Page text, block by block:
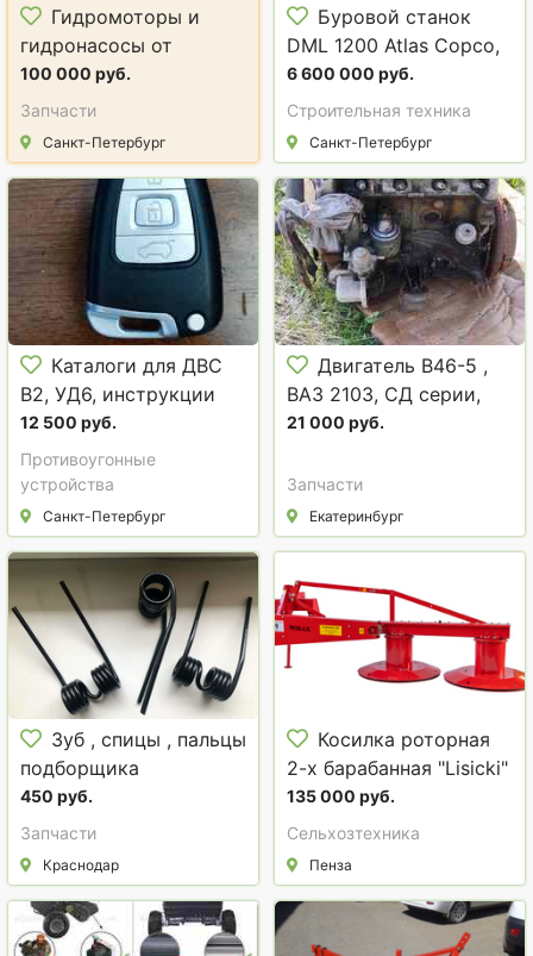
Гидромоторы и
гидронасосы от
производителя
100 000 руб.
Запчасти
Санкт-Петербург
Буровой станок
DML 1200 Atlas Copco,
вращатель,
компрессор к DM 45
6 600 000 руб.
Строительная техника
Санкт-Петербург
Каталоги для ДВС
В2, УД6, инструкции
ремонта на/для OPEL,
AUDI, Hyundai IX55
12 500 руб.
Противоугонные
устройства
Санкт-Петербург
Двигатель В46-5 ,
ВАЗ 2103, СД серии,
РЕТРО, ДВС, дизель
21 000 руб.
Запчасти
Екатеринбург
Зуб , спицы , пальцы
подборщика
пружинный на
рулонный пресс-
подборщик Krone KR
125 / Krone KR 130
450 руб.
Запчасти
Краснодар
Косилка роторная
2-х барабанная "Lisicki"
(ЛИСИЦКИ)
135 000 руб.
Сельхозтехника
Пенза